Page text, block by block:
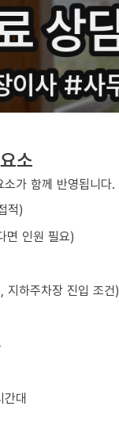
소
가 함께 반영됩니다.
적)
면 인원 필요)
지하주차장 진입 조건)
간대